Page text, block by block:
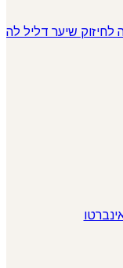
לחיזוק שיער דליל לה